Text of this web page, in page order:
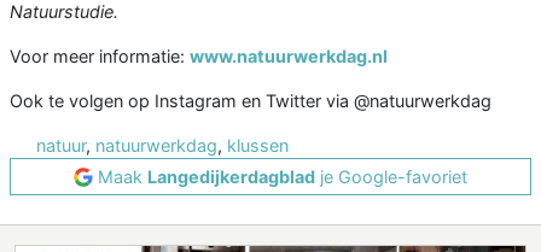
Natuurstudie.
Voor meer informatie: www.natuurwerkdag.nl
Ook te volgen op Instagram en Twitter via @natuurwerkdag
natuur, natuurwerkdag, klussen
Maak Langedijkerdagblad je Google-favoriet